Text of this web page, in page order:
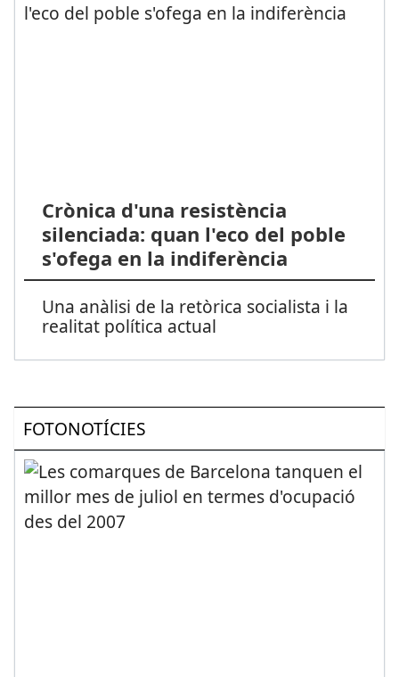
Crònica d'una resistència
silenciada: quan l'eco del poble
s'ofega en la indiferència
Una anàlisi de la retòrica socialista i la
realitat política actual
FOTONOTÍCIES